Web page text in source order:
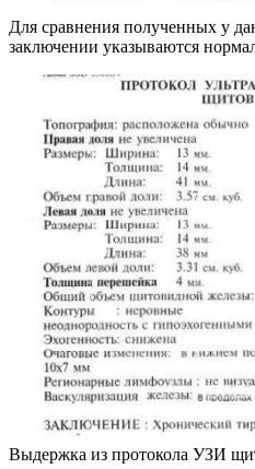
Для сравнения полученных у
заключении указываются
Выдержка из протокола УЗИ